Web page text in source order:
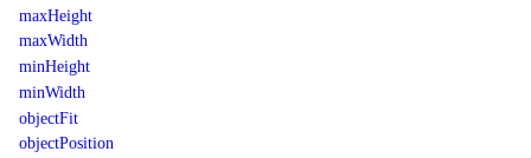
maxHeight
maxWidth
minHeight
minWidth
objectFit
objectPosition